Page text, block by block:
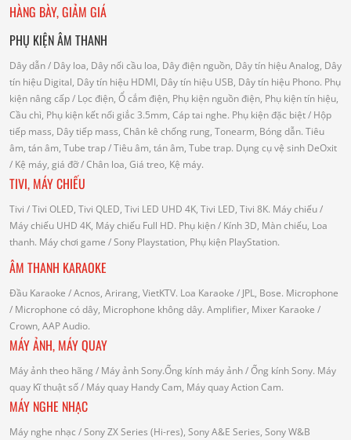
HÀNG BÀY, GIẢM GIÁ
PHỤ KIỆN ÂM THANH
Dây dẫn/ Dây loa, Dây nối cầu loa, Dây điện nguồn, Dây tín hiệu Analog, Dây
tín hiệu Digital, Dây tín hiệu HDMI, Dây tín hiệu USB, Dây tín hiệu Phono. Phụ
kiện nâng cấp/ Lọc điện, Ổ cắm điện, Phụ kiện nguồn điện, Phụ kiện tín hiệu,
Cầu chì, Phụ kiện kết nối giắc 3.5mm, Cáp tai nghe. Phụ kiện đặc biệt/ Hộp
tiếp mass, Dây tiếp mass, Chân kê chống rung, Tonearm, Bóng dẫn. Tiêu
âm, tán âm, Tube trap/ Tiêu âm, tán âm, Tube trap. Dụng cụ vệ sinh DeOxit
/ Kệ máy, giá đỡ/ Chân loa, Giá treo, Kệ máy.
TIVI, MÁY CHIẾU
Tivi / Tivi OLED, Tivi QLED, Tivi LED UHD 4K, Tivi LED, Tivi 8K. Máy chiếu/
Máy chiếu UHD 4K, Máy chiếu Full HD. Phụ kiện/ Kính 3D, Màn chiếu, Loa
thanh. Máy chơi game / Sony Playstation, Phụ kiện PlayStation.
ÂM THANH KARAOKE
Đầu Karaoke / Acnos, Arirang, VietKTV. Loa Karaoke / JPL, Bose. Microphone
/ Microphone có dây, Microphone không dây. Amplifier, Mixer Karaoke /
Crown, AAP Audio.
MÁY ẢNH, MÁY QUAY
Máy ảnh theo hãng / Máy ảnh Sony.Ống kính máy ảnh / Ống kính Sony. Máy
quay Kĩ thuật số/ Máy quay Handy Cam, Máy quay Action Cam.
MÁY NGHE NHẠC
Máy nghe nhạc / Sony ZX Series (Hi-res), Sony A&E Series, Sony W&B